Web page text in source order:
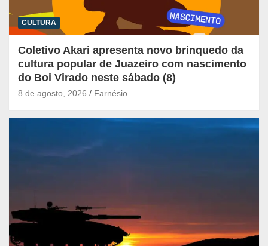
CULTURA
Coletivo Akari apresenta novo brinquedo da
cultura popular de Juazeiro com nascimento
do Boi Virado neste sábado (8)
8 de agosto, 2026 Farnésio